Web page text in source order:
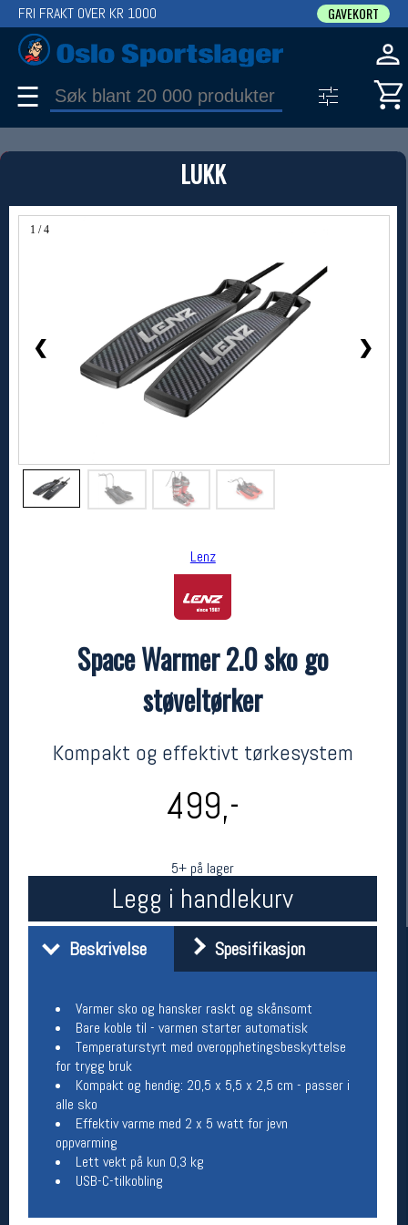
LUKK
1 / 4
❮ ❯
Lenz
Space Warmer 2.0 sko go
støveltørker
Kompakt og effektivt tørkesystem
499,-
5+ på lager
Legg i handlekurv
Beskrivelse Spesifikasjon
Varmer sko og hansker raskt og skånsomt
Bare koble til - varmen starter automatisk
Temperaturstyrt med overopphetingsbeskyttelse
for trygg bruk
Kompakt og hendig: 20,5 x 5,5 x 2,5 cm - passer i
alle sko
Effektiv varme med 2 x 5 watt for jevn
oppvarming
Lett vekt på kun 0,3 kg
USB-C-tilkobling
FRI FRAKT OVER KR 1000 GAVEKORT
☰
PRODUKT
Produkter (1)
Bruk filter til å spisse søket
Lenz
Space Warmer 2.0 sko go støveltørker
kr 499
Her finner du oss
Oslo Sportslager
Torggata 20
0183 Oslo
Telefon: 23 32 62 00
(telefontid man-fredag klokken 10-13)
Vis i kart
Om oss
Kontakt oss